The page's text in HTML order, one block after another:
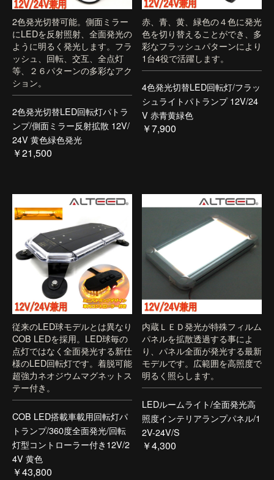
2色発光切替可能。側面ミラー
にLEDを反射照射、全面発光の
ように明るく発光します。フラ
ッシュ、回転、交互、全点灯
等、２６パターンの多彩なアク
ション。
2色発光切替LED回転灯パトラ
ンプ/側面ミラー反射拡散 12V/
24V 黄色緑色発光
￥21,500
赤、青、黄、緑色の４色に発光
色を切り替えることができ、多
彩なフラッシュパターンにより
1台4役で活躍します。
4色発光切替LED回転灯/フラッ
シュライトパトランプ 12V/24
V 赤青黄緑色
￥7,900
従来のLED球モデルとは異なり
COB LEDを採用。LED球毎の
点灯ではなく全面発光する新仕
様のLED回転灯です。着脱可能
超強力ネオジウムマグネットス
テー付き。
COB LED搭載車載用回転灯パ
トランプ/360度全面発光/回転
灯型コントローラー付き12V/2
4V 黄色
￥43,800
内蔵ＬＥＤ発光が特殊フィルム
パネルを拡散透過する事によ
り、パネル全面が発光する最新
モデルです。広範囲を高照度で
明るく照らします。
LEDルームライト/全面発光高
照度インテリアランプパネル/1
2V-24V/S
￥4,300